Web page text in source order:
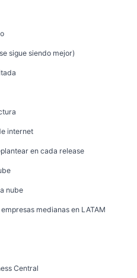
sigue siendo mejor)
internet
en cada release
nube
medianas en LATAM
Central